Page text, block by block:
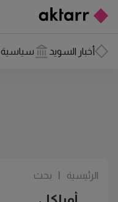
أخبار السويد سياسية
الرئيسية بحث